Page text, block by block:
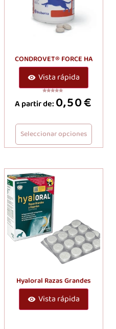
CONDROVET® FORCE HA
Vista rápida
con
5.00
A partir de: 0,50€
Seleccionar opciones
Hyaloral Razas Grandes
Vista rápida